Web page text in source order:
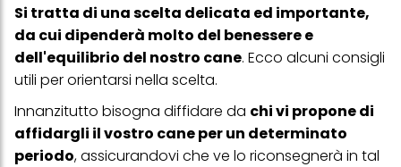
Si tratta di una scelta delicata ed importante,
da cui dipenderà molto del benessere e
dell'equilibrio del nostro cane. Ecco alcuni consigli
utili per orientarsi nella scelta.
Innanzitutto bisogna diffidare da chi vi propone di
affidargli il vostro cane per un determinato
periodo, assicurandovi che ve lo riconsegnerà in tal